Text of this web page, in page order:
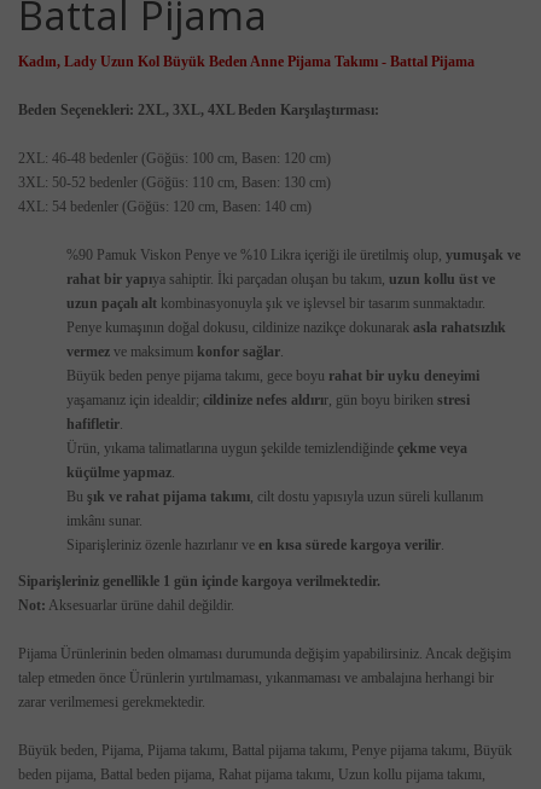
Battal Pijama
Kadın, Lady Uzun Kol Büyük Beden Anne Pijama Takımı - Battal Pijama
Beden Seçenekleri: 2XL, 3XL, 4XL Beden Karşılaştırması:
2XL: 46-48 bedenler (Göğüs: 100 cm, Basen: 120 cm)
3XL: 50-52 bedenler (Göğüs: 110 cm, Basen: 130 cm)
4XL: 54 bedenler (Göğüs: 120 cm, Basen: 140 cm)
%90 Pamuk Viskon Penye ve %10 Likra içeriği ile üretilmiş olup, yumuşak ve
rahat bir yapıya sahiptir. İki parçadan oluşan bu takım, uzun kollu üst ve
uzun paçalı alt kombinasyonuyla şık ve işlevsel bir tasarım sunmaktadır.
Penye kumaşının doğal dokusu, cildinize nazikçe dokunarak asla rahatsızlık
vermez ve maksimum konfor sağlar.
Büyük beden penye pijama takımı, gece boyu rahat bir uyku deneyimi
yaşamanız için idealdir; cildinize nefes aldırır, gün boyu biriken stresi
hafifletir.
Ürün, yıkama talimatlarına uygun şekilde temizlendiğinde çekme veya
küçülme yapmaz.
Bu şık ve rahat pijama takımı, cilt dostu yapısıyla uzun süreli kullanım
imkânı sunar.
Siparişleriniz özenle hazırlanır ve en kısa sürede kargoya verilir.
Siparişleriniz genellikle 1 gün içinde kargoya verilmektedir.
Not: Aksesuarlar ürüne dahil değildir.
Pijama Ürünlerinin beden olmaması durumunda değişim yapabilirsiniz. Ancak değişim
talep etmeden önce Ürünlerin yırtılmaması, yıkanmaması ve ambalajına herhangi bir
zarar verilmemesi gerekmektedir.
Büyük beden, Pijama, Pijama takımı, Battal pijama takımı, Penye pijama takımı, Büyük
beden pijama, Battal beden pijama, Rahat pijama takımı, Uzun kollu pijama takımı,